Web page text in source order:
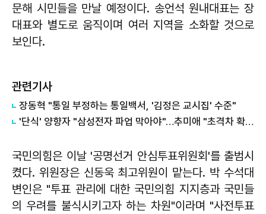
문해 시민들을 만날 예정이다. 송언석 원내대표는 장
대표와 별도로 움직이며 여러 지역을 소화할 것으로
보인다.
관련기사
장동혁 "통일 부정하는 통일백서, '김정은 교시집' 수준"
'단식' 양향자 "삼성전자 파업 막아야"…추미애 "초격차 확대 도모"
국민의힘은 이날 '공명선거 안심투표위원회'를 출범시
켰다. 위원장은 신동욱 최고위원이 맡는다. 박 수석대
변인은 "투표 관리에 대한 국민의힘 지지층과 국민들
의 우려를 불식시키고자 하는 차원"이라며 "사전투표